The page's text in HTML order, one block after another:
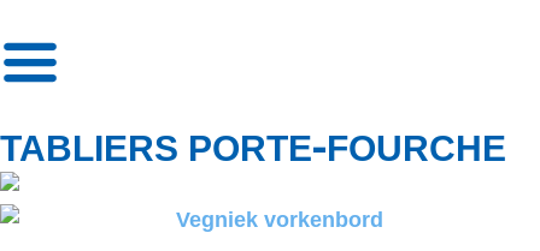
TABLIERS PORTE-FOURCHE